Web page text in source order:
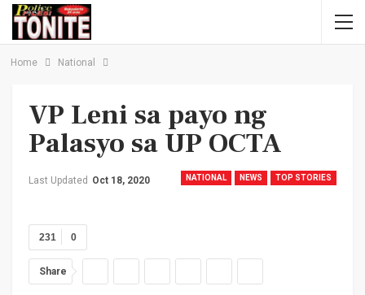
Home National
VP Leni sa payo ng
Palasyo sa UP OCTA
NATIONAL NEWS TOP STORIES
Last Updated Oct 18, 2020
0
231
Share